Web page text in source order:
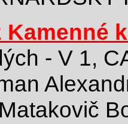
Kamenné
- V 1,